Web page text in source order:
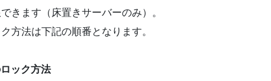
きます（床置きサーバーのみ）。
方法は下記の順番となります。
ック方法